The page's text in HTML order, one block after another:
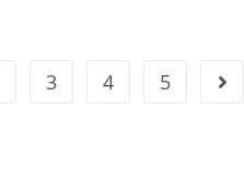
3 4 5